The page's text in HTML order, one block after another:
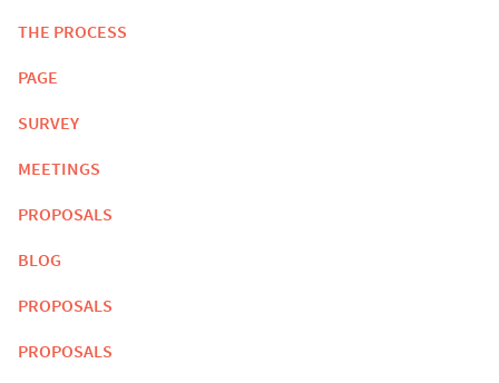
THE PROCESS
PAGE
SURVEY
MEETINGS
PROPOSALS
BLOG
PROPOSALS
PROPOSALS